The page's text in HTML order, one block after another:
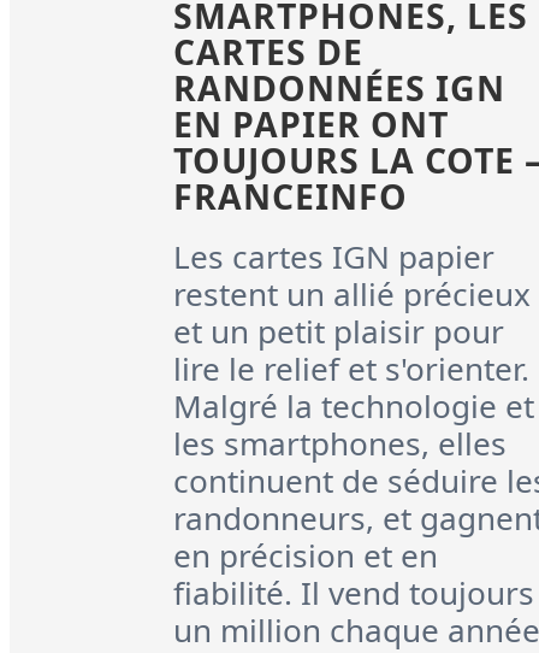
SMARTPHONES, LES
CARTES DE
RANDONNÉES IGN
EN PAPIER ONT
TOUJOURS LA COTE
FRANCEINFO
Les cartes IGN papier
restent un allié précieux
et un petit plaisir pour
lire le relief et s'orienter.
Malgré la technologie et
les smartphones, elles
continuent de séduire
randonneurs, et
en précision et en
fiabilité. Il vend toujours
un million chaque